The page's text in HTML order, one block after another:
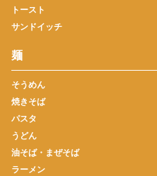
トースト
サンドイッチ
麺
そうめん
焼きそば
パスタ
うどん
油そば・まぜそば
ラーメン